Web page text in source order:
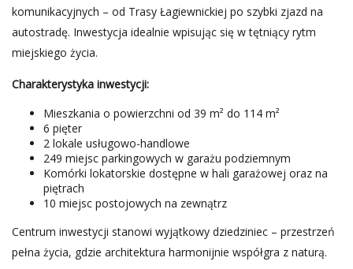
komunikacyjnych – od Trasy Łagiewnickiej po szybki zjazd na
autostradę. Inwestycja idealnie wpisując się w tętniący rytm
miejskiego życia.
Charakterystyka inwestycji:
Mieszkania o powierzchni od 39 m² do 114 m²
6 pięter
2 lokale usługowo-handlowe
249 miejsc parkingowych w garażu podziemnym
Komórki lokatorskie dostępne w hali garażowej oraz na
piętrach
10 miejsc postojowych na zewnątrz
Centrum inwestycji stanowi wyjątkowy dziedziniec – przestrzeń
pełna życia, gdzie architektura harmonijnie współgra z naturą.